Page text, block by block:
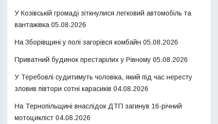
У Козівській громаді зіткнулися легковий автомобіль та
вантажівка 05.08.2026
На Зборівщині у полі загорівся комбайн 05.08.2026
Приватний будинок престарілих у Рівному 05.08.2026
У Теребовлі судитимуть чоловіка, який під час нересту
зловив півтори сотні карасиків 04.08.2026
На Тернопільщині внаслідок ДТП загинув 16-річний
мотоцикліст 04.08.2026